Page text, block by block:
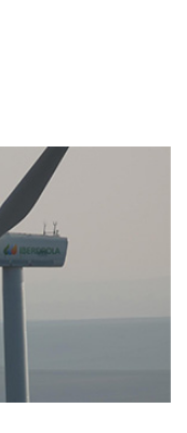
la
aprovechando la
y